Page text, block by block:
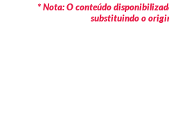
* Nota: O conteúdo
substituindo o